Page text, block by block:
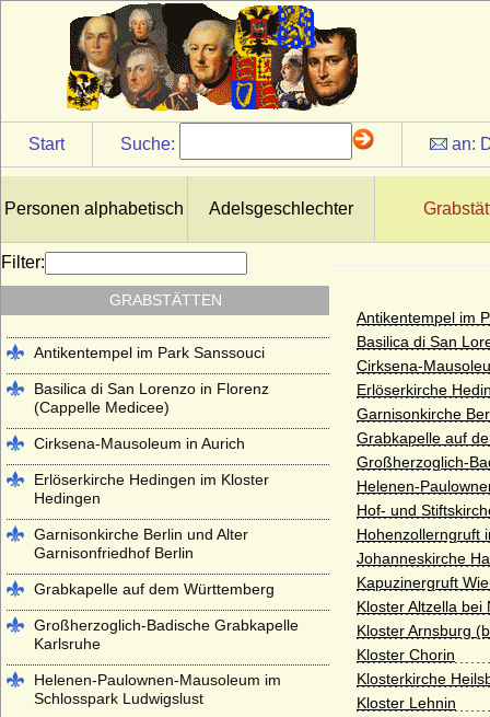
Start Suche: an:
Personen alphabetisch Adelsgeschlechter
Antikentempel im
Basilica di San
Cirksena-
Erlöserkirche
Garnisonkirche
Grabkapelle auf
Großherzoglich-
Helenen-
Hof- und
Hohenzollerngruft
Johanneskirche
Kapuzinergruft
Kloster Altzella bei
Kloster Arnsburg
Kloster Chorin
Klosterkirche
Kloster Lehnin
Filter:
GRABSTÄTTEN
Antikentempel im Park Sanssouci
Basilica di San Lorenzo in Florenz
(Cappelle Medicee)
Cirksena-Mausoleum in Aurich
Erlöserkirche Hedingen im Kloster
Hedingen
Garnisonkirche Berlin und Alter
Garnisonfriedhof Berlin
Grabkapelle auf dem Württemberg
Großherzoglich-Badische Grabkapelle
Karlsruhe
Helenen-Paulownen-Mausoleum im
Schlosspark Ludwigslust